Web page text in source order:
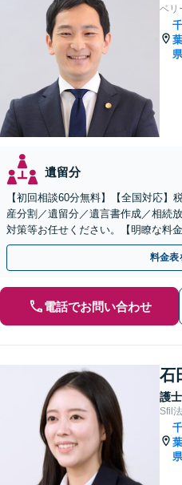
ベリ
千
葉
県
遺留分
【初回相談60分無料】【全国対応】
産分割／遺留分／遺言書作成／相続
対策等お任せください。【明瞭な料
話相談可】
料金表
電話でお問い合わせ
石
護士
Sfil
千
葉
県